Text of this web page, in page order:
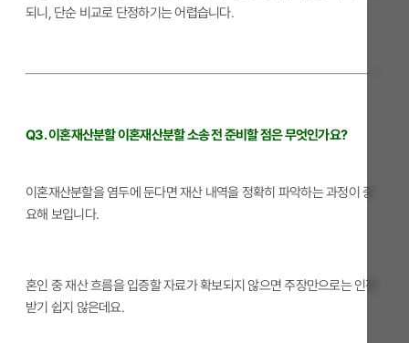
되니, 단순 비교로 단정하기는 어렵습니다.
Q3. 이혼재산분할 이혼재산분할 소송 전 준비할 점은 무엇인가요?
이혼재산분할을 염두에 둔다면 재산 내역을 정확히 파악하는 과정이 중
요해 보입니다.
혼인 중 재산 흐름을 입증할 자료가 확보되지 않으면 주장만으로는 인정
받기 쉽지 않은데요.